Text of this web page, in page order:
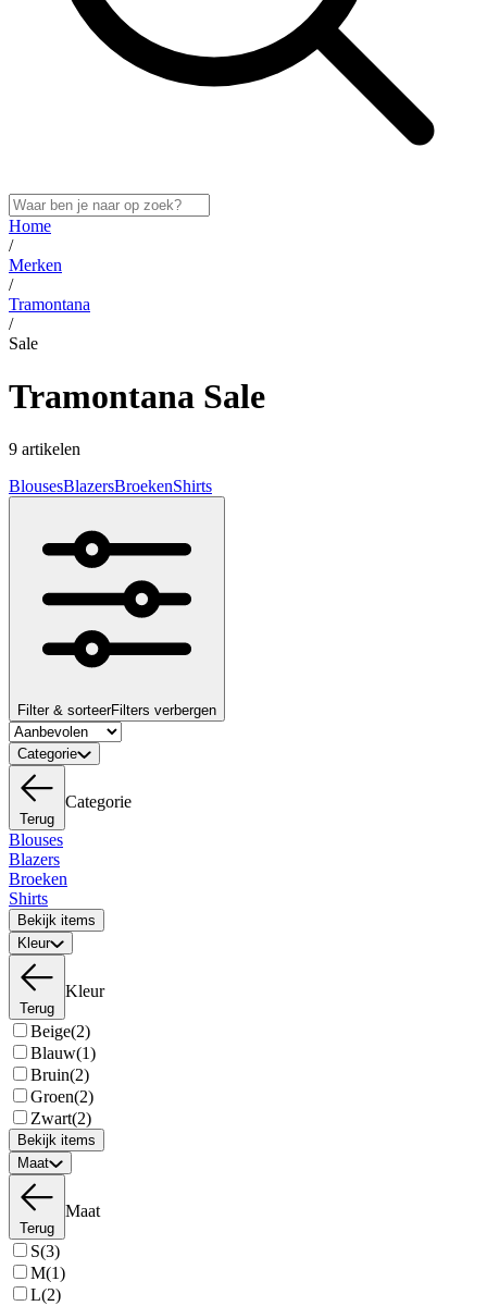
Home
/
Merken
/
Tramontana
/
Sale
Tramontana Sale
9 artikelen
BlousesBlazersBroekenShirts
Filter & sorteerFilters verbergen
Categorie
Terug
Categorie
Blouses
Blazers
Broeken
Shirts
Bekijk items
Kleur
Terug
Kleur
Beige(2)
Blauw(1)
Bruin(2)
Groen(2)
Zwart(2)
Bekijk items
Maat
Terug
Maat
S(3)
M(1)
L(2)